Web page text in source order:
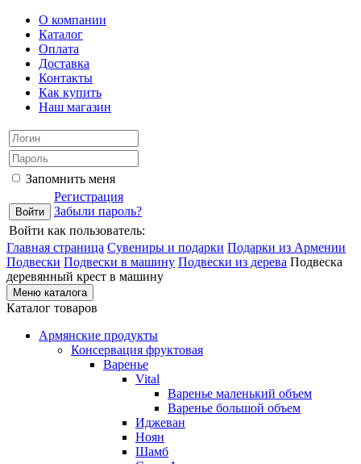
О компании
Каталог
Оплата
Доставка
Контакты
Как купить
Наш магазин
Запомнить меня
Регистрация
Забыли пароль?
Войти как пользователь:
Главная страница Сувениры и подарки Подарки из Армении
Подвески Подвески в машину Подвески из дерева Подвеска
деревянный крест в машину
Меню каталога
Каталог товаров
Армянские продукты
Консервация фруктовая
Варенье
Vital
Варенье маленький объем
Варенье большой объем
Иджеван
Ноян
Шамб